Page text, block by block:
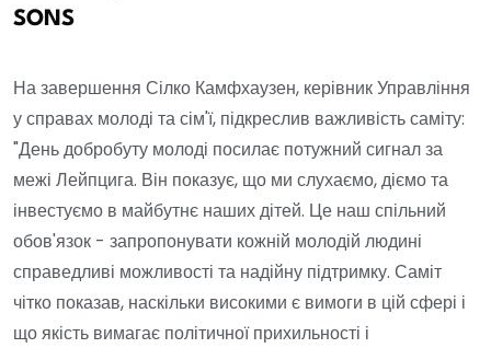
SONS
На завершення Сілко Камфхаузен, керівник Управління
у справах молоді та сім'ї, підкреслив важливість саміту:
"День добробуту молоді посилає потужний сигнал за
межі Лейпцига. Він показує, що ми слухаємо, діємо та
інвестуємо в майбутнє наших дітей. Це наш спільний
обов'язок - запропонувати кожній молодій людині
справедливі можливості та надійну підтримку. Саміт
чітко показав, наскільки високими є вимоги в цій сфері і
що якість вимагає політичної прихильності і